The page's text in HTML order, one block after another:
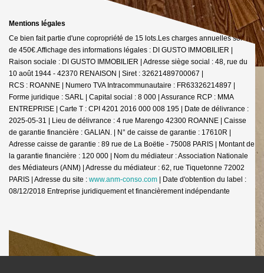
Mentions légales
Ce bien fait partie d'une copropriété de 15 lots.Les charges annuelles sont
de 450€.Affichage des informations légales : DI GUSTO IMMOBILIER |
Raison sociale : DI GUSTO IMMOBILIER | Adresse siège social : 48, rue du
10 août 1944 - 42370 RENAISON | Siret : 32621489700067 |
RCS : ROANNE | Numero TVA Intracommunautaire : FR63326214897 |
Forme juridique : SARL | Capital social : 8 000 | Assurance RCP : MMA
ENTREPRISE | Carte T : CPI 4201 2016 000 008 195 | Date de délivrance :
2025-05-31 | Lieu de délivrance : 4 rue Marengo 42300 ROANNE | Caisse
de garantie financière : GALIAN. | N° de caisse de garantie : 17610R |
Adresse caisse de garantie : 89 rue de La Boëtie - 75008 PARIS | Montant de
la garantie financière : 120 000 | Nom du médiateur : Association Nationale
des Médiateurs (ANM) | Adresse du médiateur : 62, rue Tiquetonne 72002
PARIS | Adresse du site : www.anm-conso.com | Date d'obtention du label :
08/12/2018 Entreprise juridiquement et financièrement indépendante